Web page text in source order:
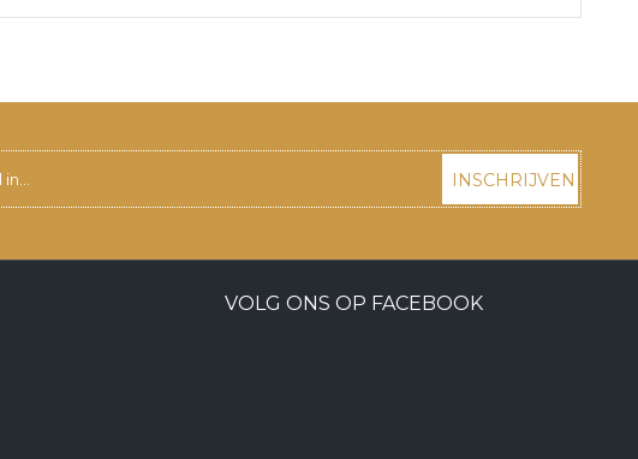
INSCHRIJVEN
VOLG ONS OP FACEBOOK